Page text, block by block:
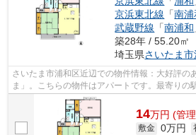
京浜東北線 「南浦
武蔵野線 「南浦和
築28年 / 55.20㎡
埼玉県さいたま
さいたま市浦和区近辺での物件情報：大好評の
ま」。こちらの物件はアパートです。最寄りの
す。周辺に駅が2つあるので電車での移動が...
14万円 (管
敷金 0万円